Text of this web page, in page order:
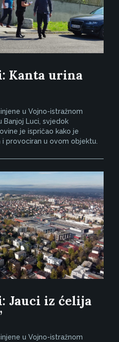
Kanta urina
u Vojno-istražnom
Banjoj Luci, svjedok
je ispričao kako je
provociran u ovom objektu.
Jauci iz ćelija
u Vojno-istražnom